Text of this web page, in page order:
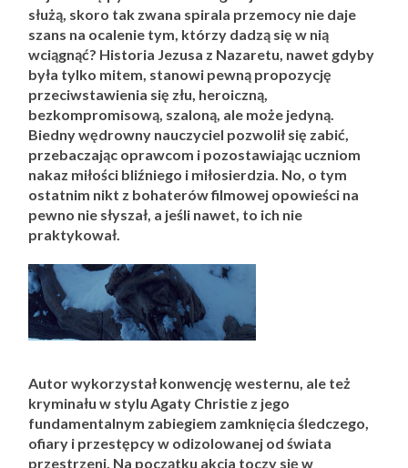
służą, skoro tak zwana spirala przemocy nie daje
szans na ocalenie tym, którzy dadzą się w nią
wciągnąć? Historia Jezusa z Nazaretu, nawet gdyby
była tylko mitem, stanowi pewną propozycję
przeciwstawienia się złu, heroiczną,
bezkompromisową, szaloną, ale może jedyną.
Biedny wędrowny nauczyciel pozwolił się zabić,
przebaczając oprawcom i pozostawiając uczniom
nakaz miłości bliźniego i miłosierdzia. No, o tym
ostatnim nikt z bohaterów filmowej opowieści na
pewno nie słyszał, a jeśli nawet, to ich nie
praktykował.
Autor wykorzystał konwencję westernu, ale też
kryminału w stylu Agaty Christie z jego
fundamentalnym zabiegiem zamknięcia śledczego,
ofiary i przestępcy w odizolowanej od świata
przestrzeni. Na początku akcja toczy się w